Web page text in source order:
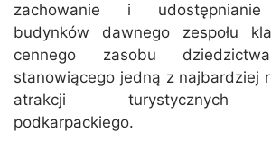
zachowanie i udostępnianie
budynków dawnego zespołu
cennego zasobu
stanowiącego jedną z najbardziej
atrakcji turystycznych
podkarpackiego.